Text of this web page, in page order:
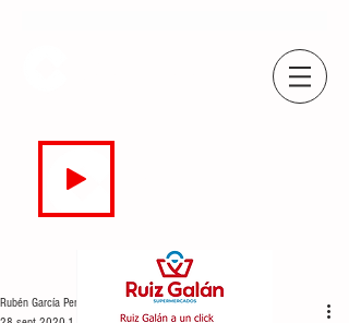
Rubén García Perea